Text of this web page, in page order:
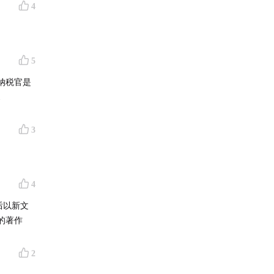
4
5
税官是
3
4
以新文
著作
2